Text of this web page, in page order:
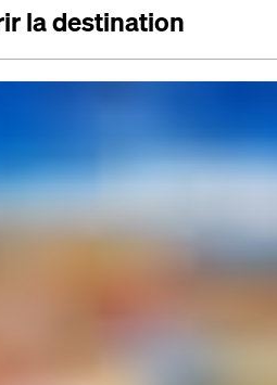
la destination